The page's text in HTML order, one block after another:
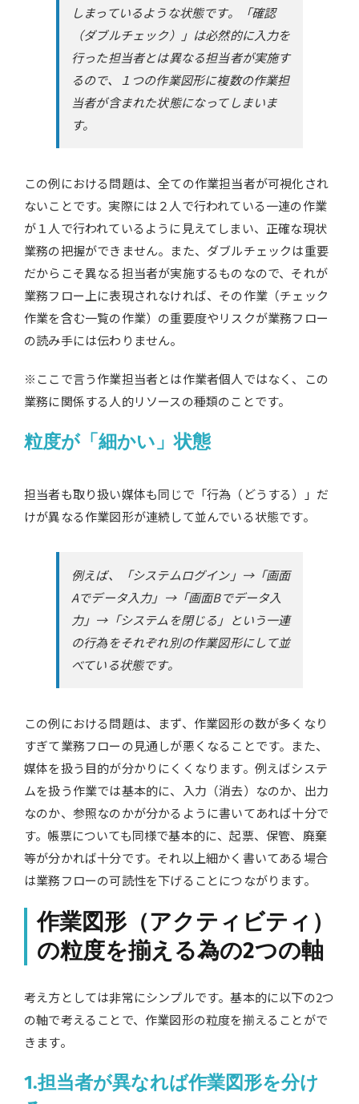
しまっているような状態です。「確認
（ダブルチェック）」は必然的に入力を
行った担当者とは異なる担当者が実施す
るので、１つの作業図形に複数の作業担
当者が含まれた状態になってしまいま
す。
この例における問題は、全ての作業担当者が可視化され
ないことです。実際には２人で行われている一連の作業
が１人で行われているように見えてしまい、正確な現状
業務の把握ができません。また、ダブルチェックは重要
だからこそ異なる担当者が実施するものなので、それが
業務フロー上に表現されなければ、その作業（チェック
作業を含む一覧の作業）の重要度やリスクが業務フロー
の読み手には伝わりません。
※ここで言う作業担当者とは作業者個人ではなく、この
業務に関係する人的リソースの種類のことです。
粒度が「細かい」状態
担当者も取り扱い媒体も同じで「行為（どうする）」だ
けが異なる作業図形が連続して並んでいる状態です。
例えば、「システムログイン」→「画面
Aでデータ入力」→「画面Bでデータ入
力」→「システムを閉じる」という一連
の行為をそれぞれ別の作業図形にして並
べている状態です。
この例における問題は、まず、作業図形の数が多くなり
すぎて業務フローの見通しが悪くなることです。また、
媒体を扱う目的が分かりにくくなります。例えばシステ
ムを扱う作業では基本的に、入力（消去）なのか、出力
なのか、参照なのかが分かるように書いてあれば十分で
す。帳票についても同様で基本的に、起票、保管、廃棄
等が分かれば十分です。それ以上細かく書いてある場合
は業務フローの可読性を下げることにつながります。
作業図形（アクティビティ）
の粒度を揃える為の2つの軸
考え方としては非常にシンプルです。基本的に以下の2つ
の軸で考えることで、作業図形の粒度を揃えることがで
きます。
1.担当者が異なれば作業図形を分け